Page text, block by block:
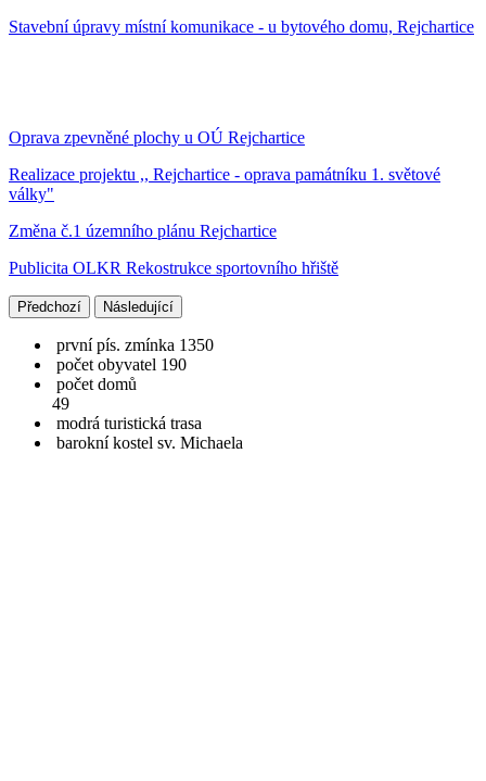
Stavební úpravy místní komunikace - u bytového domu, Rejchartice
Oprava zpevněné plochy u OÚ Rejchartice
Realizace projektu ,, Rejchartice - oprava památníku 1. světové
války"
Změna č.1 územního plánu Rejchartice
Publicita OLKR Rekostrukce sportovního hřiště
Předchozí Následující
první pís. zmínka 1350
počet obyvatel 190
počet domů
49
modrá turistická trasa
barokní kostel sv. Michaela